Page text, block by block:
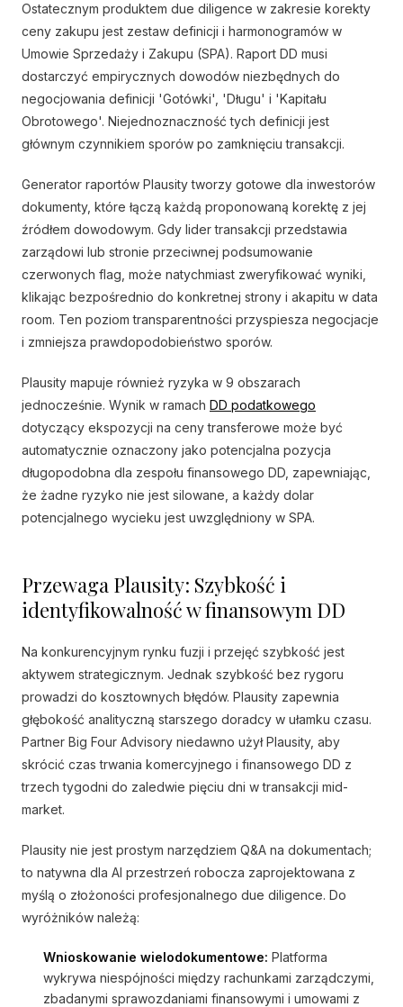
Ostatecznym produktem due diligence w zakresie korekty
ceny zakupu jest zestaw definicji i harmonogramów w
Umowie Sprzedaży i Zakupu (SPA). Raport DD musi
dostarczyć empirycznych dowodów niezbędnych do
negocjowania definicji 'Gotówki', 'Długu' i 'Kapitału
Obrotowego'. Niejednoznaczność tych definicji jest
głównym czynnikiem sporów po zamknięciu transakcji.
Generator raportów Plausity tworzy gotowe dla inwestorów
dokumenty, które łączą każdą proponowaną korektę z jej
źródłem dowodowym. Gdy lider transakcji przedstawia
zarządowi lub stronie przeciwnej podsumowanie
czerwonych flag, może natychmiast zweryfikować wyniki,
klikając bezpośrednio do konkretnej strony i akapitu w data
room. Ten poziom transparentności przyspiesza negocjacje
i zmniejsza prawdopodobieństwo sporów.
Plausity mapuje również ryzyka w 9 obszarach
jednocześnie. Wynik w ramach DD podatkowego
dotyczący ekspozycji na ceny transferowe może być
automatycznie oznaczony jako potencjalna pozycja
długopodobna dla zespołu finansowego DD, zapewniając,
że żadne ryzyko nie jest silowane, a każdy dolar
potencjalnego wycieku jest uwzględniony w SPA.
Przewaga Plausity: Szybkość i
identyfikowalność w finansowym DD
Na konkurencyjnym rynku fuzji i przejęć szybkość jest
aktywem strategicznym. Jednak szybkość bez rygoru
prowadzi do kosztownych błędów. Plausity zapewnia
głębokość analityczną starszego doradcy w ułamku czasu.
Partner Big Four Advisory niedawno użył Plausity, aby
skrócić czas trwania komercyjnego i finansowego DD z
trzech tygodni do zaledwie pięciu dni w transakcji mid-
market.
Plausity nie jest prostym narzędziem Q&A na dokumentach;
to natywna dla AI przestrzeń robocza zaprojektowana z
myślą o złożoności profesjonalnego due diligence. Do
wyróżników należą:
Wnioskowanie wielodokumentowe: Platforma
wykrywa niespójności między rachunkami zarządczymi,
zbadanymi sprawozdaniami finansowymi i umowami z